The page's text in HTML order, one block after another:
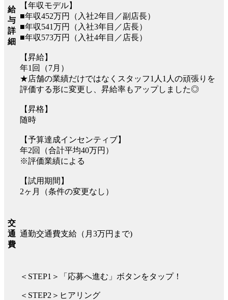
給
与
詳
細
【年収モデル】
■年収452万円（入社2年目／副店長）
■年収541万円（入社3年目／店長）
■年収573万円（入社4年目／店長）
【昇給】
年1回（7月）
★店舗の業績だけではなくスタッフ1人1人の頑張りを
評価する形に変更し、昇給率もアップしました◎
【昇格】
随時
【予算達成インセンティブ】
年2回（合計平均40万円）
※評価業績による
【試用期間】
2ヶ月（条件の変更なし）
交
通
費
通勤交通費支給（月3万円まで)
＜STEP1＞「応募へ進む」ボタンをタップ！
＜STEP2＞ヒアリング